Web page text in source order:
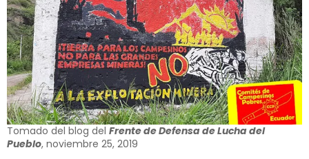
Tomado del blog del Frente de Defensa de Lucha del
Pueblo, noviembre 25, 2019